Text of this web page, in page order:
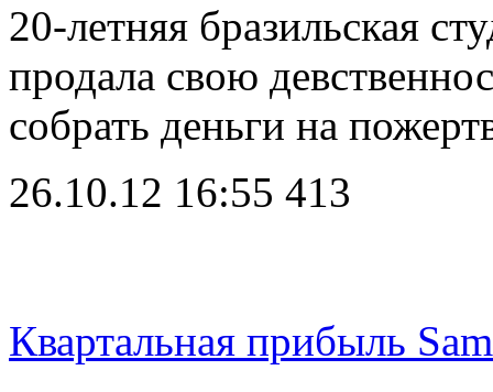
20-летняя бразильская
продала свою
собрать деньги на
26.10.12 16:55 413
Квартальная прибыль